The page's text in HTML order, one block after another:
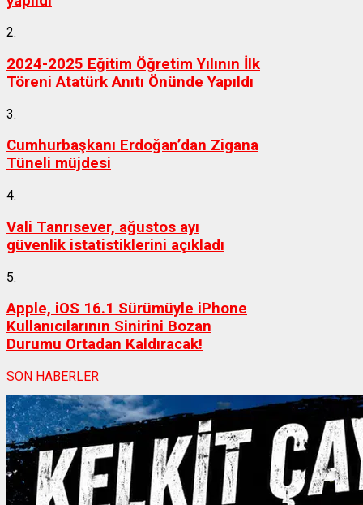
2.
2024-2025 Eğitim Öğretim Yılının İlk
Töreni Atatürk Anıtı Önünde Yapıldı
3.
Cumhurbaşkanı Erdoğan’dan Zigana
Tüneli müjdesi
4.
Vali Tanrısever, ağustos ayı
güvenlik istatistiklerini açıkladı
5.
Apple, iOS 16.1 Sürümüyle iPhone
Kullanıcılarının Sinirini Bozan
Durumu Ortadan Kaldıracak!
SON HABERLER